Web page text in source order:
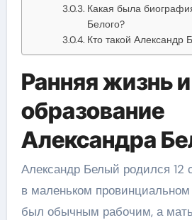
Какая была
Белого?
Кто такой Александр
Ранняя жизнь и
образование
Александра
Александр Белый родился 12
в маленьком провинциальном
был обычным рабочим, а